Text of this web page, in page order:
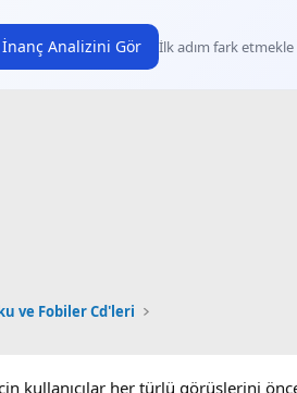
Analizini Gör İlk adım fark etmekle
ve Fobiler Cd'leri
kullanıcılar her türlü görüşlerini